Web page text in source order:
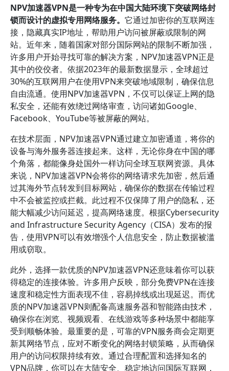
NPV加速器VPN是一种专为在中国大陆环境下突破网络封
锁而设计的虚拟专用网络服务。 它通过加密你的互联网连
接，隐藏真实IP地址，帮助用户访问被屏蔽或限制的网
站。近年来，随着国家对部分国际网站的限制不断加强，
许多用户开始寻找可靠的解决方案，NPV加速器VPN正是
其中的佼佼者。依据2023年的最新数据显示，全球超过
30%的互联网用户在使用VPN来突破地域限制，确保信息
自由流通。使用NPV加速器VPN，不仅可以保证上网的隐
私安全，还能有效绕过网络审查，访问诸如Google、
Facebook、YouTube等被屏蔽的网站。
在技术层面，NPV加速器VPN通过建立加密通道，将你的
设备与海外服务器连接起来。这样，无论你身在中国的哪
个角落，都能像身处国外一样访问全球互联网资源。具体
来说，NPV加速器VPN会将你的网络请求先加密，然后通
过其海外节点转发到目标网站，确保你的数据在传输过程
中不会被监控或拦截。此过程不仅保障了用户的隐私，还
能大幅减少访问延迟，提高网络速度。根据Cybersecurity
and Infrastructure Security Agency（CISA）发布的报
告，使用VPN可以有效增强个人信息安全，防止数据被滥
用或窃取。
此外，选择一款优质的NPV加速器VPN还意味着你可以获
得稳定的连接体验。许多用户反映，部分免费VPN在连接
速度和稳定性方面表现不佳，容易掉线或出现延迟。而优
质的NPV加速器VPN则配备高速服务器和智能路由技术，
确保你在浏览、视频观看、在线游戏等多种场景中都能享
受到顺畅体验。最重要的是，可靠的VPN服务商会定期更
新其网络节点，应对不断变化的网络封锁策略，从而确保
用户的访问权限持续有效。通过合理配置和选择知名的
VPN品牌，你可以在大陆安全、稳定地访问国际互联网，